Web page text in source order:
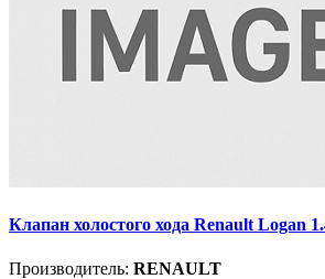
Клапан холостого хода Renault Logan
Производитель: RENAULT